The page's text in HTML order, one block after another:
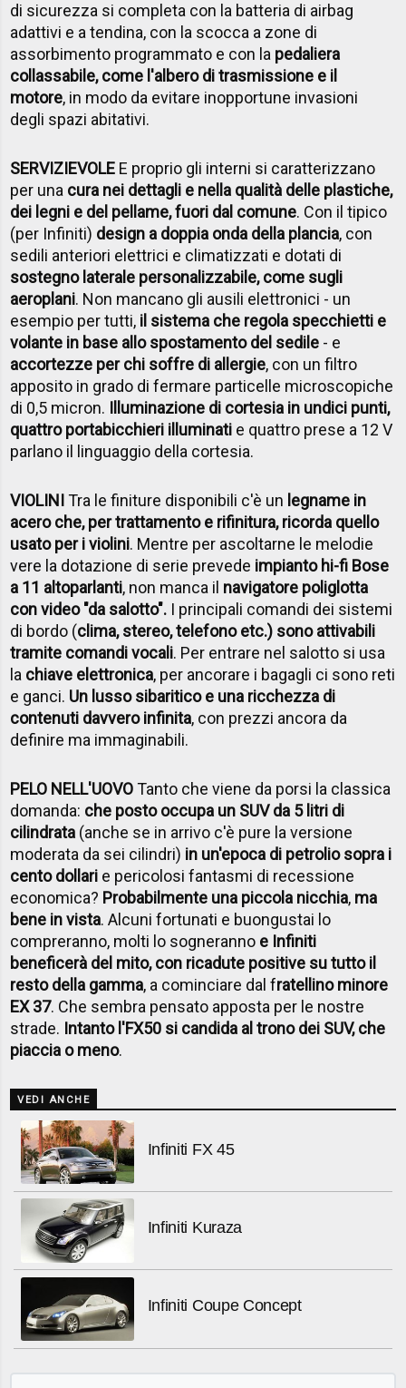
di sicurezza si completa con la batteria di airbag
adattivi e a tendina, con la scocca a zone di
assorbimento programmato e con la pedaliera
collassabile, come l'albero di trasmissione e il
motore, in modo da evitare inopportune invasioni
degli spazi abitativi.
SERVIZIEVOLE E proprio gli interni si caratterizzano
per una cura nei dettagli e nella qualità delle plastiche,
dei legni e del pellame, fuori dal comune. Con il tipico
(per Infiniti) design a doppia onda della plancia, con
sedili anteriori elettrici e climatizzati e dotati di
sostegno laterale personalizzabile, come sugli
aeroplani. Non mancano gli ausili elettronici - un
esempio per tutti, il sistema che regola specchietti e
volante in base allo spostamento del sedile - e
accortezze per chi soffre di allergie, con un filtro
apposito in grado di fermare particelle microscopiche
di 0,5 micron. Illuminazione di cortesia in undici punti,
quattro portabicchieri illuminati e quattro prese a 12 V
parlano il linguaggio della cortesia.
VIOLINITra le finiture disponibili c'è un legname in
acero che, per trattamento e rifinitura, ricorda quello
usato per i violini. Mentre per ascoltarne le melodie
vere la dotazione di serie prevede impianto hi-fi Bose
a 11 altoparlanti, non manca il navigatore poliglotta
con video "da salotto". I principali comandi dei sistemi
di bordo (clima, stereo, telefono etc.) sono attivabili
tramite comandi vocali. Per entrare nel salotto si usa
la chiave elettronica, per ancorare i bagagli ci sono reti
e ganci. Un lusso sibaritico e una ricchezza di
contenuti davvero infinita, con prezzi ancora da
definire ma immaginabili.
PELO NELL'UOVOTanto che viene da porsi la classica
domanda: che posto occupa un SUV da 5 litri di
cilindrata (anche se in arrivo c'è pure la versione
moderata da sei cilindri) in un'epoca di petrolio sopra i
cento dollari e pericolosi fantasmi di recessione
economica? Probabilmente una piccola nicchia, ma
bene in vista. Alcuni fortunati e buongustai lo
compreranno, molti lo sogneranno e Infiniti
beneficerà del mito, con ricadute positive su tutto il
resto della gamma, a cominciare dal fratellino minore
EX 37. Che sembra pensato apposta per le nostre
strade. Intanto l'FX50 si candida al trono dei SUV, che
piaccia o meno.
VEDI ANCHE
Infiniti FX 45
Infiniti Kuraza
Infiniti Coupe Concept